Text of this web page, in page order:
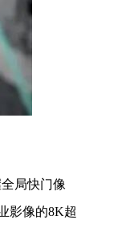
局快门像
影像的8K超